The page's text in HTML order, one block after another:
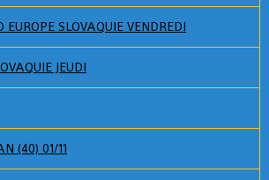
SLOVAQUIE VENDREDI
JEUDI
(40) 01/11